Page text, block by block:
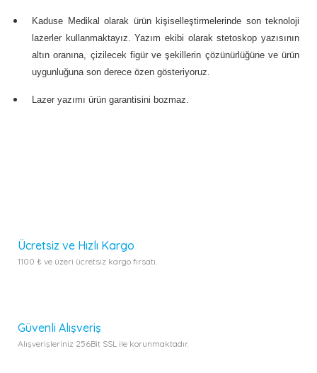
Kaduse Medikal olarak ürün kişiselleştirmelerinde son teknoloji
lazerler kullanmaktayız. Yazım ekibi olarak stetoskop yazısının
altın oranına, çizilecek figür ve şekillerin çözünürlüğüne ve ürün
uygunluğuna son derece özen gösteriyoruz.
Lazer yazımı ürün garantisini bozmaz.
Ürün bilgilerinde hatalar bulunuyor.
Ürün fiyatı diğer sitelerden daha pahalı.
Ücretsiz ve Hızlı Kargo
1100 ₺ ve üzeri ücretsiz kargo fırsatı.
Güvenli Alışveriş
Alışverişleriniz 256Bit SSL ile korunmaktadır.